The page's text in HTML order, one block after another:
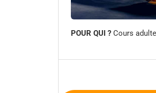
POUR QUI ? Cours